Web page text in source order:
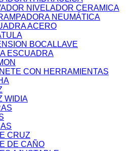
NIVELADOR CERAMICA
NEUMÁTICA
ACERO
BOCALLAVE
ESCUADRA
CON HERRAMIENTAS
WIDIA
CRUZ
DE CAÑO